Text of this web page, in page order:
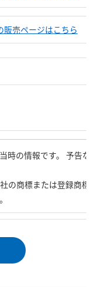
販売ページはこちら
時の情報です。 予告な
の商標または登録商標